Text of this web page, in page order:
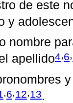
de este
y
nombre
apellido4,6,
6 12 13.